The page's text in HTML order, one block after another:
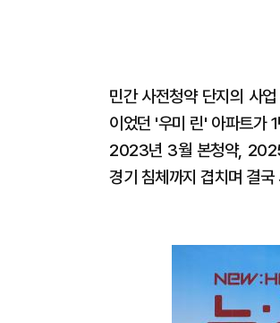
민간 사전청약 단지의 사
이었던 '우미 린' 아파트가
2023년 3월 본청약, 2025
경기 침체까지 겹치며 결국